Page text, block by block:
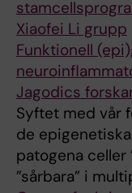
Xiaofei Li grupp
Funktionell
Jagodics
Syftet med vår
de
patogena celler
”sårbara” i